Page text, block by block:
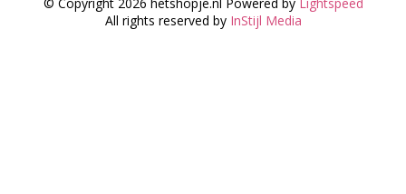
All rights reserved by InStijl Media